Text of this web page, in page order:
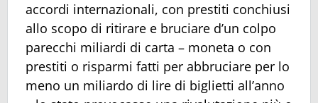
accordi internazionali, con prestiti conchiusi
allo scopo di ritirare e bruciare d’un colpo
parecchi miliardi di carta – moneta o con
prestiti o risparmi fatti per abbruciare per lo
meno un miliardo di lire di biglietti all’anno